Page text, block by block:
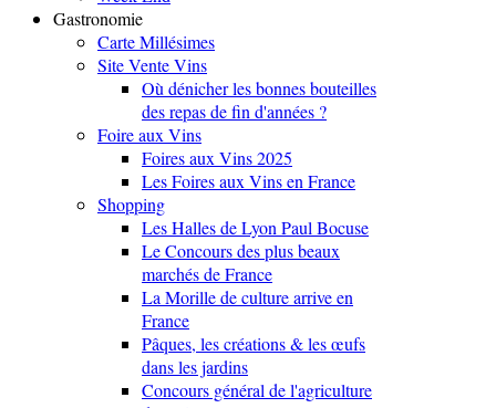
Gastronomie
Carte Millésimes
Site Vente Vins
Où dénicher les bonnes bouteilles
des repas de fin d'années ?
Foire aux Vins
Foires aux Vins 2025
Les Foires aux Vins en France
Shopping
Les Halles de Lyon Paul Bocuse
Le Concours des plus beaux
marchés de France
La Morille de culture arrive en
France
Pâques, les créations & les œufs
dans les jardins
Concours général de l'agriculture